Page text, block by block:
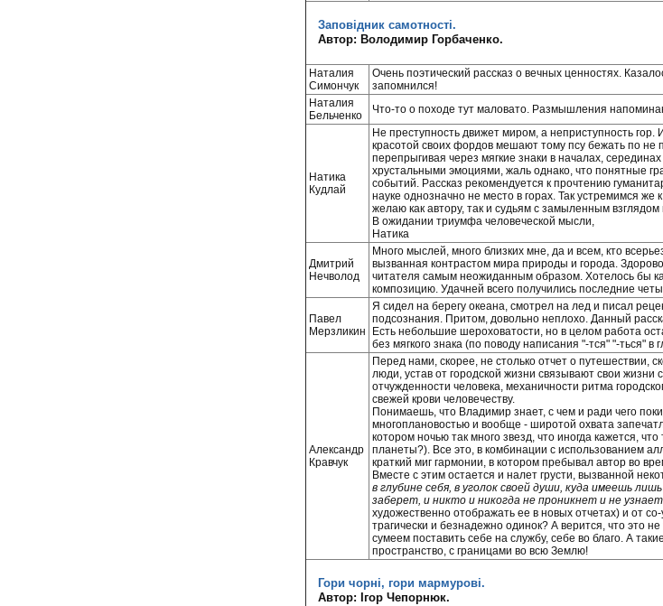
Заповідник самотності.
Автор: Володимир Горбаченко.
Наталия
Симончук
Очень поэтический рассказ о вечных ценностях.
запомнился!
Наталия
Бельченко
Что-то о походе тут маловато. Размышления
Натика
Кудлай
Не преступность движет миром, а неприступность
красотой своих фордов мешают тому псу бежать по не
перепрыгивая через мягкие знаки в началах,
хрустальными эмоциями, жаль однако, что понятные
событий. Рассказ рекомендуется к прочтению
науке однозначно не место в горах. Так устремимся
желаю как автору, так и судьям с замыленным
В ожидании триумфа человеческой мысли,
Натика
Дмитрий
Нечволод
Много мыслей, много близких мне, да и всем, кто
вызванная контрастом мира природы и города.
читателя самым неожиданным образом. Хотелось бы
композицию. Удачней всего получились последние
Павел
Мерзликин
Я сидел на берегу океана, смотрел на лед и писал
подсознания. Притом, довольно неплохо. Данный
Есть небольшие шероховатости, но в целом работа
без мягкого знака (по поводу написания "-тся" "-ться"
Александр
Кравчук
Перед нами, скорее, не столько отчет о путешествии,
люди, устав от городской жизни связывают свои
отчужденности человека, механичности ритма
свежей крови человечеству.
Понимаешь, что Владимир знает, с чем и ради чего
многоплановостью и вообще - широтой охвата
котором ночью так много звезд, что иногда кажется,
планеты?). Все это, в комбинации с использованием
краткий миг гармонии, в котором пребывал автор во
Вместе с этим остается и налет грусти, вызванной
в глубине себя, в уголок своей души, куда имеешь
заберет, и никто и никогда не проникнет и не
художественно отображать ее в новых отчетах) и от
трагически и безнадежно одинок? А верится, что это
сумеем поставить себе на службу, себе во благо. А
пространство, с границами во всю Землю!
Гори чорні, гори мармурові.
Автор: Ігор Чепорнюк.